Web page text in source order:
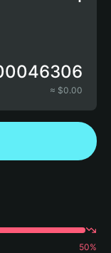
≈ $0.00
50%